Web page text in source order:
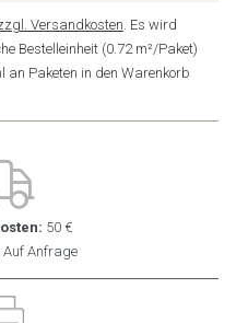
Versandkosten. Es wird
Bestelleinheit (0.72 m²/Paket)
Paketen in den Warenkorb
50 €
Auf Anfrage